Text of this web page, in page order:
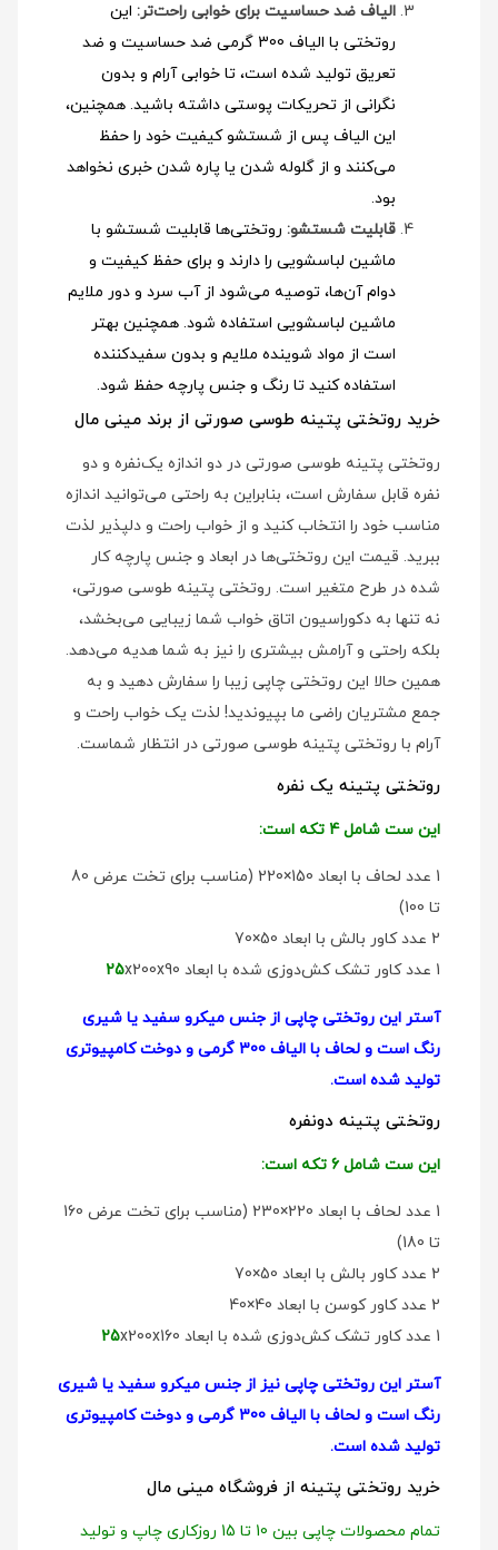
الیاف ضد حساسیت برای خوابی راحت‌تر: این
روتختی با الیاف 300 گرمی ضد حساسیت و ضد
تعریق تولید شده است، تا خوابی آرام و بدون
نگرانی از تحریکات پوستی داشته باشید. همچنین،
این الیاف پس از شستشو کیفیت خود را حفظ
می‌کنند و از گلوله شدن یا پاره شدن خبری نخواهد
بود.
قابلیت شستشو: روتختی‌ها قابلیت شستشو با
ماشین لباسشویی را دارند و برای حفظ کیفیت و
دوام آن‌ها، توصیه می‌شود از آب سرد و دور ملایم
ماشین لباسشویی استفاده شود. همچنین بهتر
است از مواد شوینده ملایم و بدون سفیدکننده
استفاده کنید تا رنگ و جنس پارچه حفظ شود.
خرید روتختی پتینه طوسی صورتی از برند مینی مال
روتختی پتینه طوسی صورتی در دو اندازه یک‌نفره و دو
نفره قابل سفارش است، بنابراین به راحتی می‌توانید اندازه
مناسب خود را انتخاب کنید و از خواب راحت و دلپذیر لذت
ببرید. قیمت این روتختی‌ها در ابعاد و جنس پارچه کار
شده در طرح متغیر است. روتختی پتینه طوسی صورتی،
نه تنها به دکوراسیون اتاق خواب شما زیبایی می‌بخشد،
بلکه راحتی و آرامش بیشتری را نیز به شما هدیه می‌دهد.
همین حالا این روتختی چاپی زیبا را سفارش دهید و به
جمع مشتریان راضی ما بپیوندید! لذت یک خواب راحت و
آرام با روتختی پتینه طوسی صورتی در انتظار شماست.
روتختی پتینه یک نفره
این ست شامل 4 تکه است:
1 عدد لحاف با ابعاد 150×220 (مناسب برای تخت عرض 80
تا 100)
2 عدد کاور بالش با ابعاد 50×70
1 عدد کاور تشک کش‌دوزی شده با ابعاد
25x200x90
آستر این روتختی چاپی از جنس میکرو سفید یا شیری
رنگ است و لحاف با الیاف 300 گرمی و دوخت کامپیوتری
تولید شده است.
روتختی پتینه دو‌نفره
این ست شامل 6 تکه است:
1 عدد لحاف با ابعاد 220×230 (مناسب برای تخت عرض 160
تا 180)
2 عدد کاور بالش با ابعاد 50×70
2 عدد کاور کوسن با ابعاد 40×40
1 عدد کاور تشک کش‌دوزی شده با ابعاد
25x200x160
آستر این روتختی چاپی نیز از جنس میکرو سفید یا شیری
رنگ است و لحاف با الیاف 300 گرمی و دوخت کامپیوتری
تولید شده است.
خرید روتختی پتینه از فروشگاه مینی مال
تمام محصولات چاپی بین 10 تا 15 روزکاری چاپ و تولید